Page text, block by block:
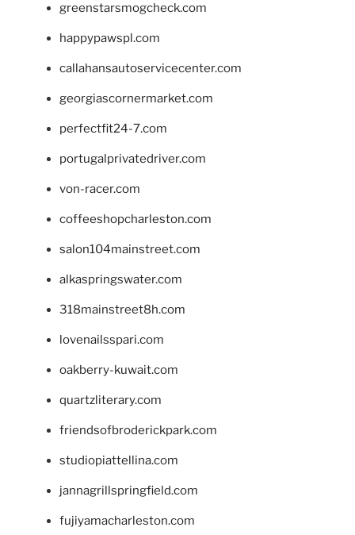
greenstarsmogcheck.com
happypawspl.com
callahansautoservicecenter.com
georgiascornermarket.com
perfectfit24-7.com
portugalprivatedriver.com
von-racer.com
coffeeshopcharleston.com
salon104mainstreet.com
alkaspringswater.com
318mainstreet8h.com
lovenailsspari.com
oakberry-kuwait.com
quartzliterary.com
friendsofbroderickpark.com
studiopiattellina.com
jannagrillspringfield.com
fujiyamacharleston.com